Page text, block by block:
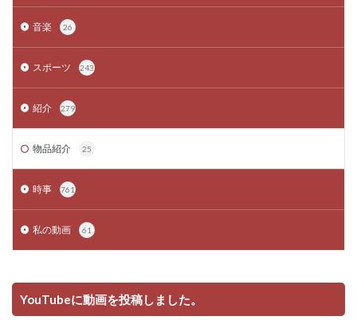
音楽 26
スポーツ 243
紹介 279
物品紹介 25
時事 761
私の動画 61
YouTubeに動画を投稿しました。